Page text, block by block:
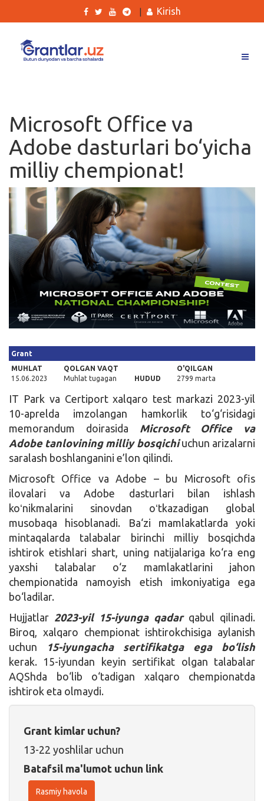
Ishlar
Kurslar
Blog
Yana
Qidirish
Kirish
Microsoft Office va
Adobe dasturlari bo‘yicha
milliy chempionat!
Grant
MUHLAT
15.06.2023
QOLGAN VAQT
Muhlat tugagan
HUDUD
O'QILGAN
2799 marta
IT Park va Certiport xalqaro test markazi 2023-yil
10-aprelda imzolangan hamkorlik to‘g‘risidagi
memorandum doirasida Microsoft Office va
Adobe tanlovining milliy bosqichiuchun arizalarni
saralash boshlanganini e’lon qilindi.
Microsoft Office va Adobe – bu Microsoft ofis
ilovalari va Adobe dasturlari bilan ishlash
koʻnikmalarini sinovdan oʻtkazadigan global
musobaqa hisoblanadi. Ba‘zi mamlakatlarda yoki
mintaqalarda talabalar birinchi milliy bosqichda
ishtirok etishlari shart, uning natijalariga ko‘ra eng
yaxshi talabalar o‘z mamlakatlarini jahon
chempionatida namoyish etish imkoniyatiga ega
bo‘ladilar.
Hujjatlar 2023-yil 15-iyunga qadar qabul qilinadi.
Biroq, xalqaro chempionat ishtirokchisiga aylanish
uchun
15-iyungacha sertifikatga ega bo‘lish
kerak. 15-iyundan keyin sertifikat olgan talabalar
AQShda bo‘lib o‘tadigan xalqaro chempionatda
ishtirok eta olmaydi.
Grant kimlar uchun?
13-22 yoshlilar uchun
Batafsil ma'lumot uchun link
Rasmiy havola